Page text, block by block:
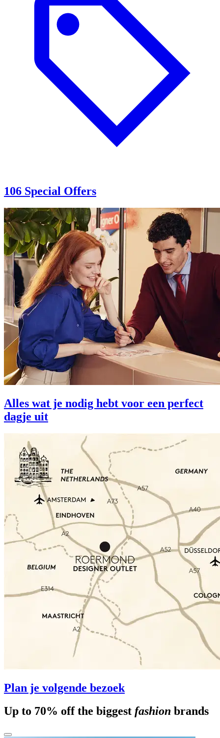
106 Special Offers
Alles wat je nodig hebt voor een perfect
dagje uit
Plan je volgende bezoek
Up to 70% off the biggest fashion brands